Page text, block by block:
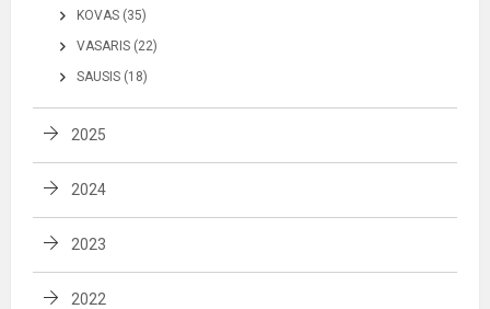
KOVAS (35)
VASARIS (22)
SAUSIS (18)
2025
2024
2023
2022